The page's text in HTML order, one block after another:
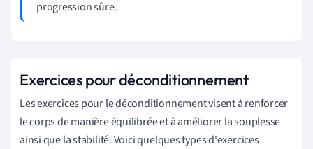
progression sûre.
Exercices pour déconditionnement
Les exercices pour le déconditionnement visent à renforcer
le corps de manière équilibrée et à améliorer la souplesse
ainsi que la stabilité. Voici quelques types d'exercices